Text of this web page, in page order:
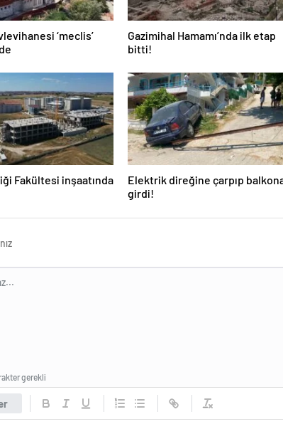
‘meclis’
Gazimihal Hamamı’nda ilk etap
bitti!
Fakültesi inşaatında
Elektrik direğine çarpıp
girdi!
gerekli